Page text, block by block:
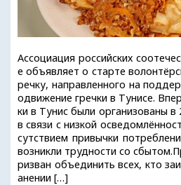
Ассоциация российских
е объявляет о старте
речку, направленного на
одвижение гречки в Тунисе.
ки в Тунис были организованы в
в связи с низкой
сутствием привычки
возникли трудности со
ризван объединить всех, кто
анении […]